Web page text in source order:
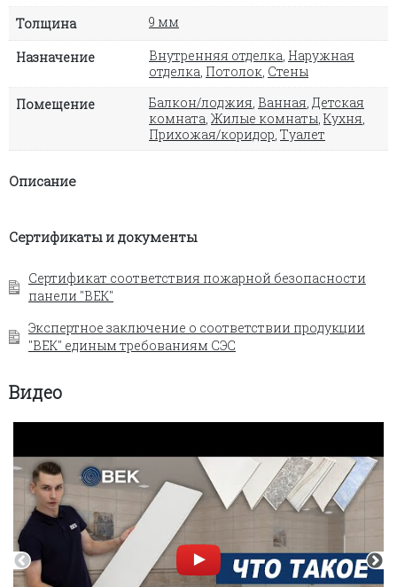
Толщина 9 мм
Назначение Внутренняя отделка Наружная
отделка Потолок Стены
Помещение
Балкон/лоджия Ванная Детская
комната Жилые комнаты Кухня
Прихожая/коридор Туалет
Описание
Сертификаты и документы
Сертификат соответствия пожарной безопасности
панели "ВЕК"
Экспертное заключение о соответствии продукции
"ВЕК" единым требованиям СЭС
Видео